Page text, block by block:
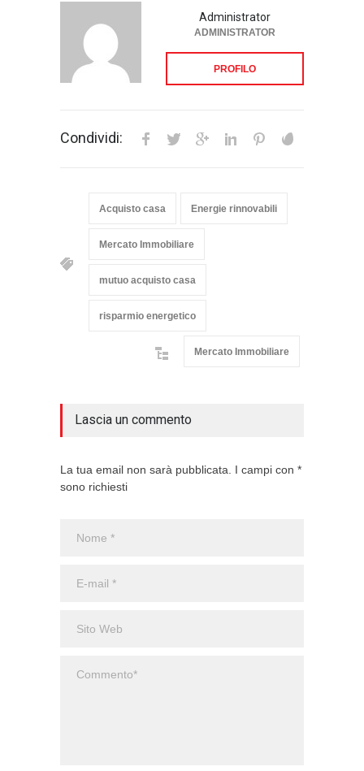
Administrator
ADMINISTRATOR
PROFILO
Condividi:
Acquisto casa Energie rinnovabili
Mercato Immobiliare
mutuo acquisto casa
risparmio energetico
Mercato Immobiliare
Lascia un commento
La tua email non sarà pubblicata. I campi con *
sono richiesti